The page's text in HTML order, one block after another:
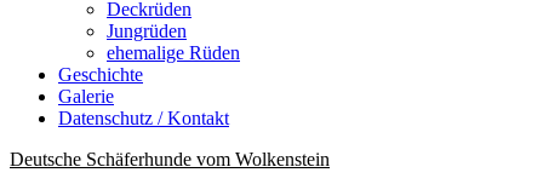
Deckrüden
Jungrüden
ehemalige Rüden
Geschichte
Galerie
Datenschutz / Kontakt
Deutsche Schäferhunde vom Wolkenstein